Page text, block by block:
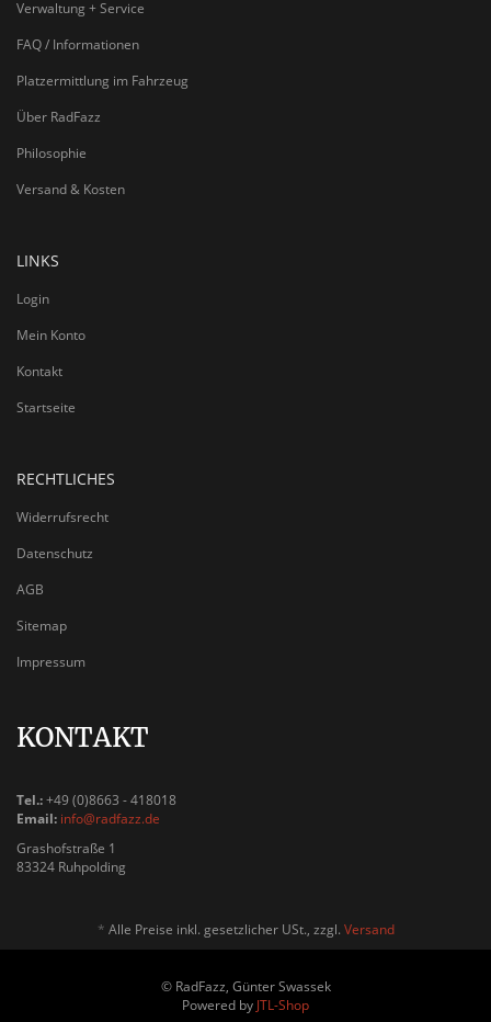
Verwaltung + Service
FAQ / Informationen
Platzermittlung im Fahrzeug
Über RadFazz
Philosophie
Versand & Kosten
LINKS
Login
Mein Konto
Kontakt
Startseite
RECHTLICHES
Widerrufsrecht
Datenschutz
AGB
Sitemap
Impressum
KONTAKT
Tel.:+49 (0)8663 - 418018
Email: info@radfazz.de
Grashofstraße 1
83324 Ruhpolding
* Alle Preise inkl. gesetzlicher USt., zzgl. Versand
© RadFazz, Günter Swassek
Powered by JTL-Shop